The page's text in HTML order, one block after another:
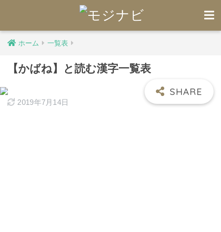
ホーム 一覧表
【かばね】と読む漢字一覧表
2019年7月14日